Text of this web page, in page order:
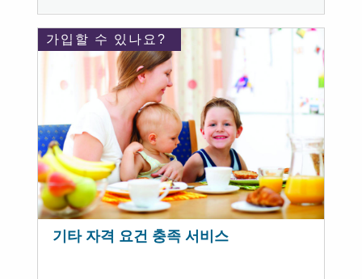
가입할 수 있나요?
기타 자격 요건 충족 서비스